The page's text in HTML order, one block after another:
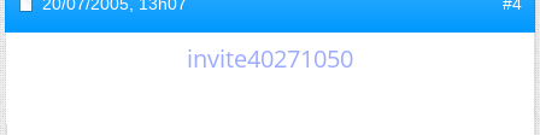
invite40271050